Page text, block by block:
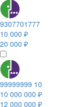
9307701777
10 000 ₽
20 000 ₽
99999999 10
10 000 000 ₽
12 000 000 ₽